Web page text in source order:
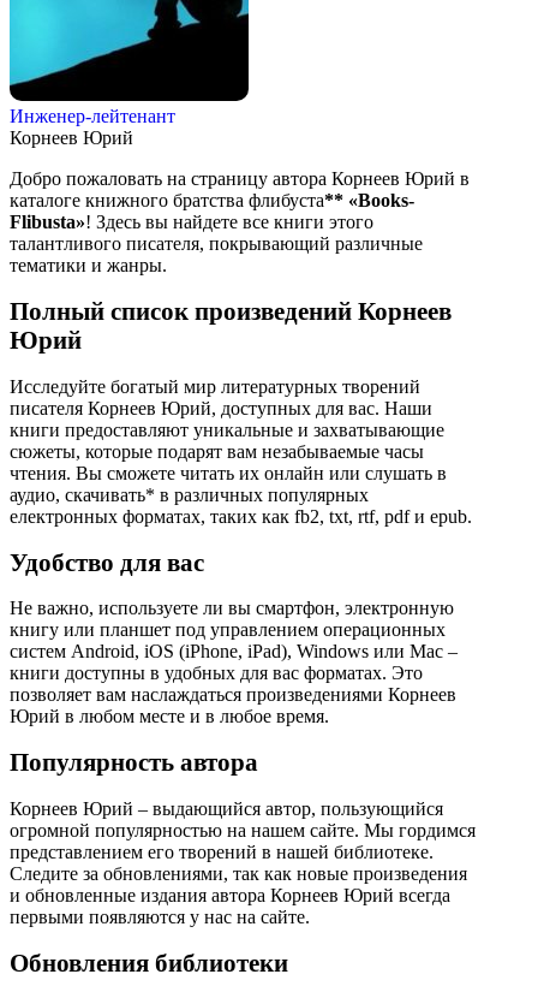
Инженер-лейтенант
Корнеев Юрий
Добро пожаловать на страницу автора Корнеев Юрий в
каталоге книжного братства флибуста** «Books-
Flibusta»! Здесь вы найдете все книги этого
талантливого писателя, покрывающий различные
тематики и жанры.
Полный список произведений Корнеев
Юрий
Исследуйте богатый мир литературных творений
писателя Корнеев Юрий, доступных для вас. Наши
книги предоставляют уникальные и захватывающие
сюжеты, которые подарят вам незабываемые часы
чтения. Вы сможете читать их онлайн или слушать в
аудио, скачивать* в различных популярных
електронных форматах, таких как fb2, txt, rtf, pdf и epub.
Удобство для вас
Не важно, используете ли вы смартфон, электронную
книгу или планшет под управлением операционных
систем Android, iOS (iPhone, iPad), Windows или Mac –
книги доступны в удобных для вас форматах. Это
позволяет вам наслаждаться произведениями Корнеев
Юрий в любом месте и в любое время.
Популярность автора
Корнеев Юрий – выдающийся автор, пользующийся
огромной популярностью на нашем сайте. Мы гордимся
представлением его творений в нашей библиотеке.
Следите за обновлениями, так как новые произведения
и обновленные издания автора Корнеев Юрий всегда
первыми появляются у нас на сайте.
Обновления библиотеки